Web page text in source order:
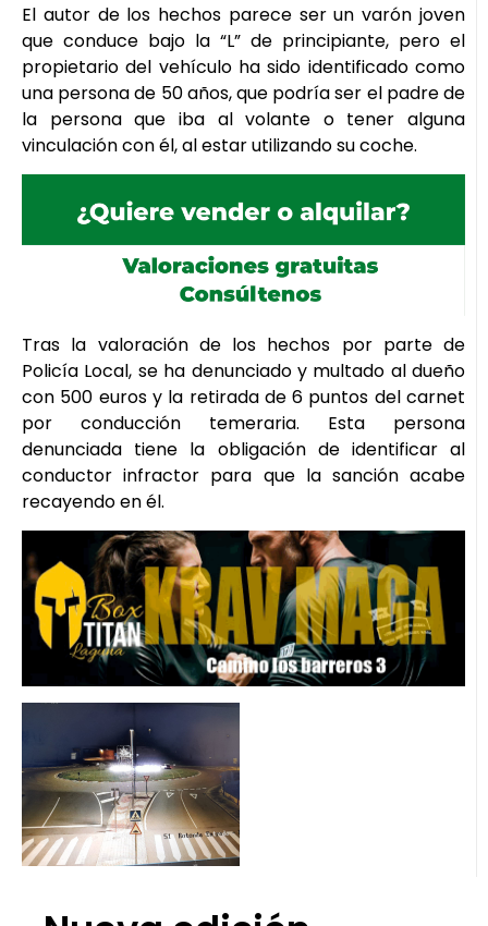
El autor de los hechos parece ser un varón joven
que conduce bajo la “L” de principiante, pero el
propietario del vehículo ha sido identificado como
una persona de 50 años, que podría ser el padre de
la persona que iba al volante o tener alguna
vinculación con él, al estar utilizando su coche.
Tras la valoración de los hechos por parte de
Policía Local, se ha denunciado y multado al dueño
con 500 euros y la retirada de 6 puntos del carnet
por conducción temeraria. Esta persona
denunciada tiene la obligación de identificar al
conductor infractor para que la sanción acabe
recayendo en él.